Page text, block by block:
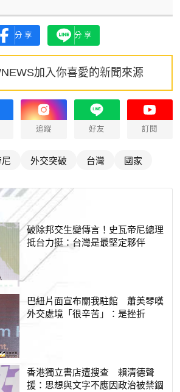
分享 分享
加入你喜愛的新聞來源
追蹤 好友 訂閱
外交突破 台灣 國家
破除邦交生變傳言！史瓦帝尼總理
抵台力挺：台灣是最堅定夥伴
巴紐片面宣布關我駐館 蕭美琴嘆
外交處境「很辛苦」：是挫折
香港獨立書店遭搜查 賴清德聲
援：思想與文字不應因政治被禁錮